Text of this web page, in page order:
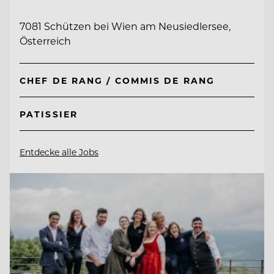
7081 Schützen bei Wien am Neusiedlersee,
Österreich
CHEF DE RANG / COMMIS DE RANG
PATISSIER
Entdecke alle Jobs